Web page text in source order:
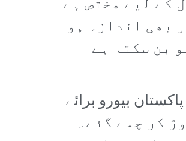
بھی اندازہ ہو
بن سکتا ہے
بیورو برائے
میں 2 ہزار 500 ڈاکٹر ملک چھوڑ کر چلے گئے۔